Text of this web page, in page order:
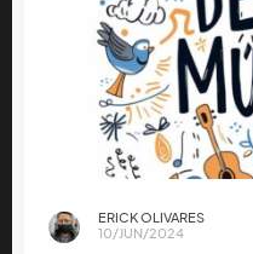
ERICK OLIVARES
10/JUN/2024